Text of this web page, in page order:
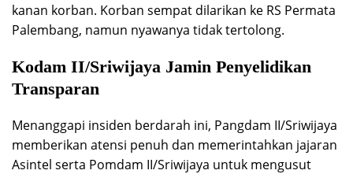
kanan korban. Korban sempat dilarikan ke RS Permata
Palembang, namun nyawanya tidak tertolong.
Kodam II/Sriwijaya Jamin Penyelidikan
Transparan
Menanggapi insiden berdarah ini, Pangdam II/Sriwijaya
memberikan atensi penuh dan memerintahkan jajaran
Asintel serta Pomdam II/Sriwijaya untuk mengusut